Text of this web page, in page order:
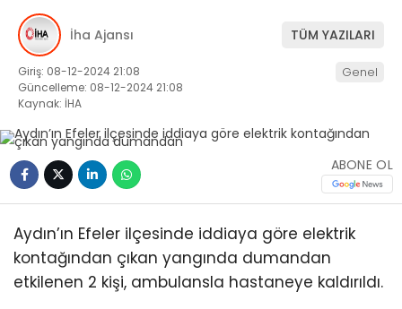
İha Ajansı TÜM YAZILARI
Giriş: 08-12-2024 21:08
Güncelleme: 08-12-2024 21:08
Kaynak: İHA
Genel
ABONE OL
Aydın’ın Efeler ilçesinde iddiaya göre elektrik
kontağından çıkan yangında dumandan
etkilenen 2 kişi, ambulansla hastaneye kaldırıldı.